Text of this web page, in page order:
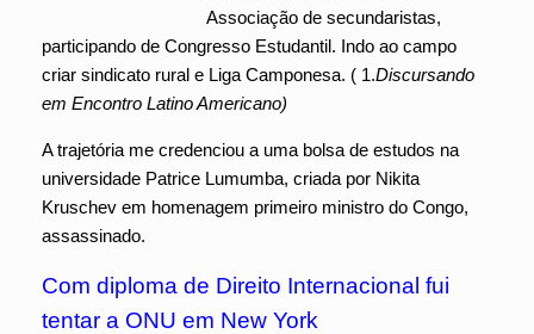
Associação de secundaristas,
participando de Congresso Estudantil. Indo ao campo
criar sindicato rural e Liga Camponesa. ( 1.Discursando
em Encontro Latino Americano)
A trajetória me credenciou a uma bolsa de estudos na
universidade Patrice Lumumba, criada por Nikita
Kruschev em homenagem primeiro ministro do Congo,
assassinado.
Com diploma de Direito Internacional fui
tentar a ONU em New York